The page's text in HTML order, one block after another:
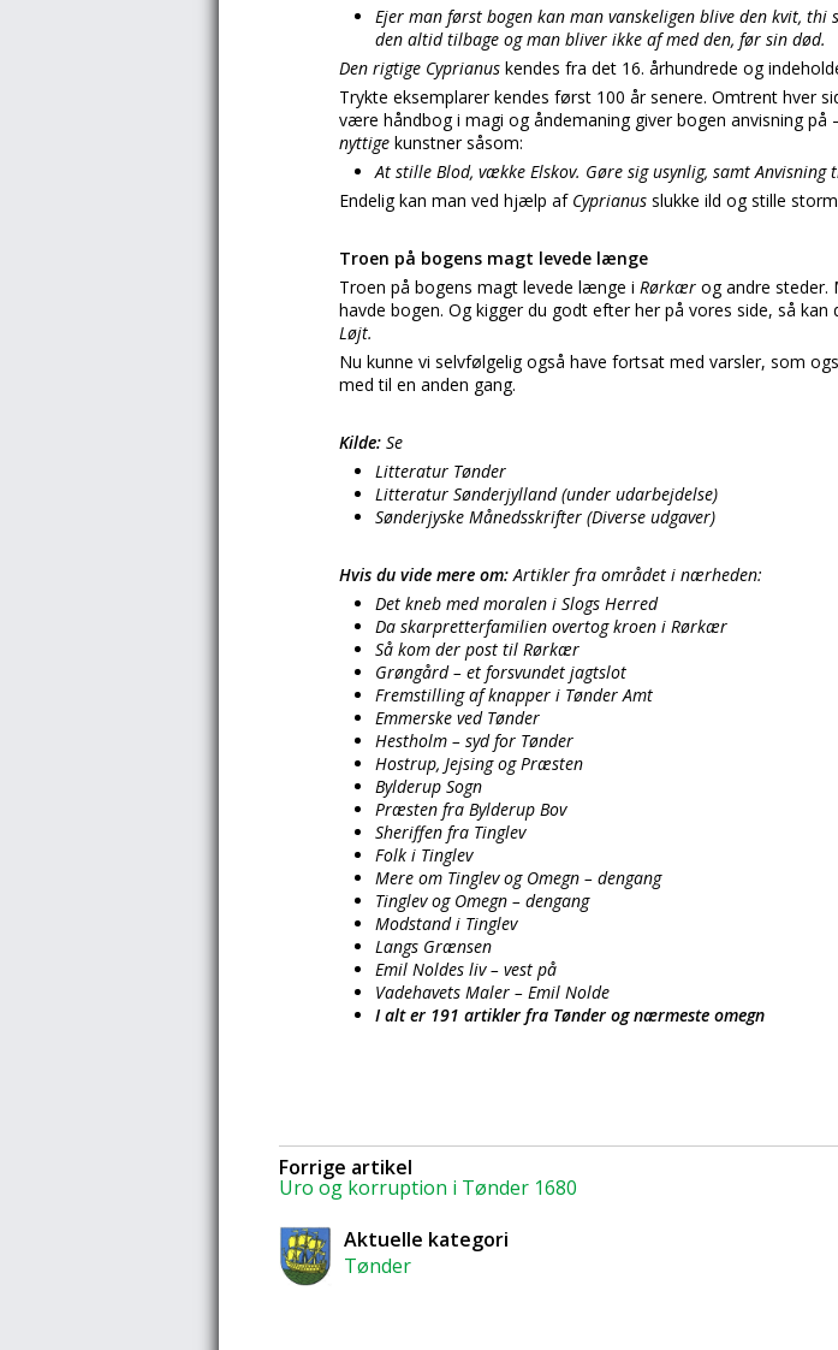
Ejer man først bogen kan man vanskeligen blive den kvit,
den altid tilbage og man bliver ikke af med den, før sin død.
Den rigtige Cyprianus kendes fra det 16. århundrede og
Trykte eksemplarer kendes først 100 år senere. Omtrent hver
være håndbog i magi og åndemaning giver bogen anvisning på
nyttige kunstner såsom:
At stille Blod, vække Elskov. Gøre sig usynlig, samt Anvisning
Endelig kan man ved hjælp af Cyprianus slukke ild og stille
Troen på bogens magt levede længe
Troen på bogens magt levede længe i Rørkær og andre steder.
havde bogen. Og kigger du godt efter her på vores side, så
Løjt.
Nu kunne vi selvfølgelig også have fortsat med varsler, som
med til en anden gang.
Kilde: Se
Litteratur Tønder
Litteratur Sønderjylland (under udarbejdelse)
Sønderjyske Månedsskrifter (Diverse udgaver)
Hvis du vide mere om:Artikler fra området i nærheden:
Det kneb med moralen i Slogs Herred
Da skarpretterfamilien overtog kroen i Rørkær
Så kom der post til Rørkær
Grøngård – et forsvundet jagtslot
Fremstilling af knapper i Tønder Amt
Emmerske ved Tønder
Hestholm – syd for Tønder
Hostrup, Jejsing og Præsten
Bylderup Sogn
Præsten fra Bylderup Bov
Sheriffen fra Tinglev
Folk i Tinglev
Mere om Tinglev og Omegn – dengang
Tinglev og Omegn – dengang
Modstand i Tinglev
Langs Grænsen
Emil Noldes liv – vest på
Vadehavets Maler – Emil Nolde
I alt er 191 artikler fra Tønder og nærmeste omegn
Forrige artikel
Uro og korruption i Tønder 1680
Aktuelle kategori
Tønder